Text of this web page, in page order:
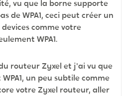
vu que la borne supporte
de WPA1, ceci peut créer un
comme votre
WPA1.
routeur Zyxel et j'ai vu que
un peu subtile comme
votre Zyxel routeur, aller